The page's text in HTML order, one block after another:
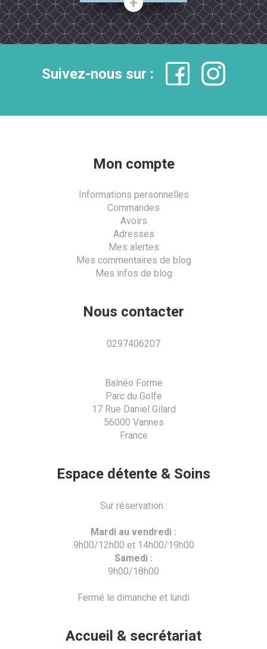
Suivez-nous sur :
Mon compte
Informations personnelles
Commandes
Avoirs
Adresses
Mes alertes
Mes commentaires de blog
Mes infos de blog
Nous contacter
0297406207
Balnéo Forme
Parc du Golfe
17 Rue Daniel Gilard
56000 Vannes
France
Espace détente & Soins
Sur réservation :
Mardi au vendredi :
9h00/12h00 et 14h00/19h00
Samedi :
9h00/18h00
Fermé le dimanche et lundi
Accueil & secrétariat